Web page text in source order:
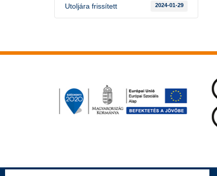
Utoljára frissített 2024-01-29